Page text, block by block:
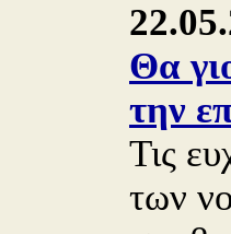
Θα
την
Τις
των